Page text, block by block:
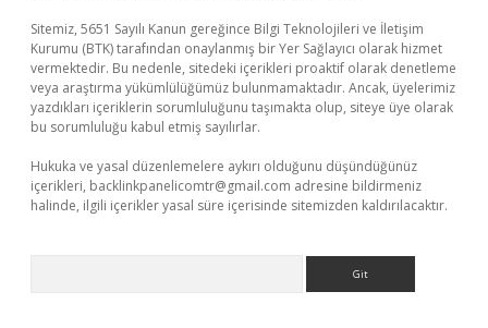
Sitemiz, 5651 Sayılı Kanun gereğince Bilgi Teknolojileri ve İletişim
Kurumu (BTK) tarafından onaylanmış bir Yer Sağlayıcı olarak hizmet
vermektedir. Bu nedenle, sitedeki içerikleri proaktif olarak denetleme
veya araştırma yükümlülüğümüz bulunmamaktadır. Ancak, üyelerimiz
yazdıkları içeriklerin sorumluluğunu taşımakta olup, siteye üye olarak
bu sorumluluğu kabul etmiş sayılırlar.
Hukuka ve yasal düzenlemelere aykırı olduğunu düşündüğünüz
içerikleri, backlinkpanelicomtr@gmail.com adresine bildirmeniz
halinde, ilgili içerikler yasal süre içerisinde sitemizden kaldırılacaktır.